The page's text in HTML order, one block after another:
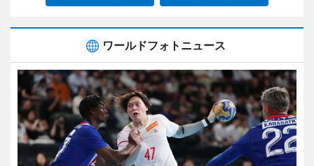
ワールドフォトニュース